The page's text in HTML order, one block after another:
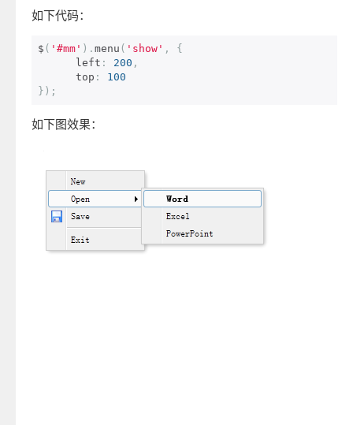
如下代码：
$ ( '#mm' ). menu ( 'show' ,
{
      left
: 200 ,
      top
:
100
});
如下图效果：